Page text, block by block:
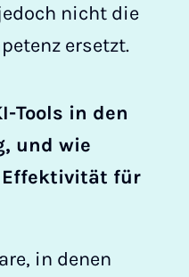
nicht die
ersetzt.
Tools in den
und wie
Effektivität für
in denen